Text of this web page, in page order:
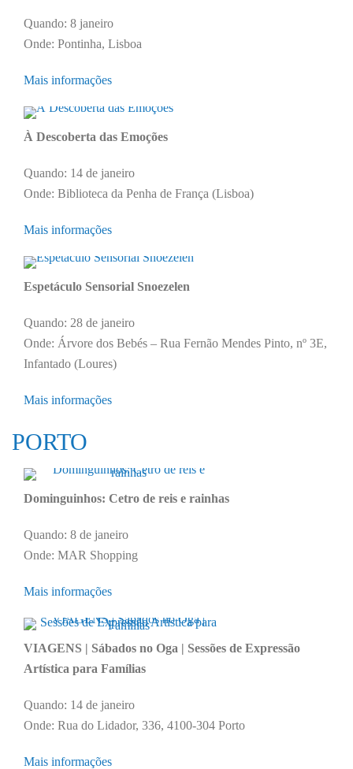
Quando: 8 janeiro
Onde: Pontinha, Lisboa
Mais informações
À Descoberta das Emoções
Quando: 14 de janeiro
Onde: Biblioteca da Penha de França (Lisboa)
Mais informações
Espetáculo Sensorial Snoezelen
Quando: 28 de janeiro
Onde: Árvore dos Bebés – Rua Fernão Mendes Pinto, nº 3E,
Infantado (Loures)
Mais informações
PORTO
Dominguinhos: Cetro de reis e rainhas
Quando: 8 de janeiro
Onde: MAR Shopping
Mais informações
VIAGENS | Sábados no Oga | Sessões de Expressão
Artística para Famílias
Quando: 14 de janeiro
Onde: Rua do Lidador, 336, 4100-304 Porto
Mais informações